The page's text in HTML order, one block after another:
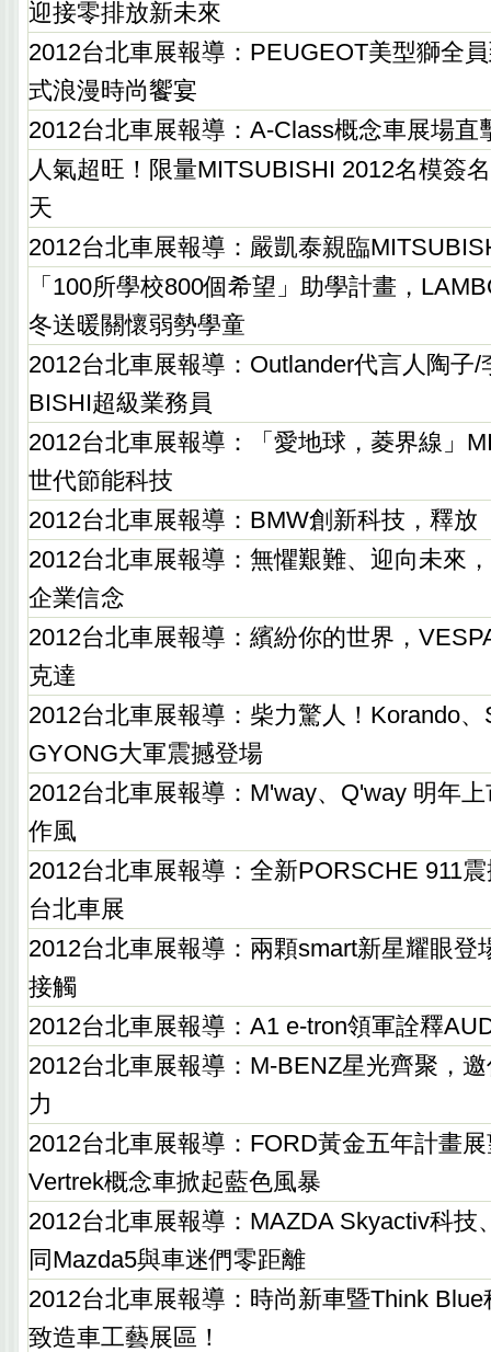
迎接零排放新未來
2012台北車展報導：PEUGEOT美型獅全
式浪漫時尚饗宴
2012台北車展報導：A-Class概念車展場直
人氣超旺！限量MITSUBISHI 2012名模簽
天
2012台北車展報導：嚴凱泰親臨
「100所學校800個希望」助學計畫，
冬送暖關懷弱勢學童
2012台北車展報導：Outlander代言人陶子/
BISHI超級業務員
2012台北車展報導：「愛地球，菱界線」
世代節能科技
2012台北車展報導：BMW創新科技，釋放
2012台北車展報導：無懼艱難、迎向未來
企業信念
2012台北車展報導：繽紛你的世界，
克達
2012台北車展報導：柴力驚人！Korando
GYONG大軍震撼登場
2012台北車展報導：M'way、Q'way 明年
作風
2012台北車展報導：全新PORSCHE 911
台北車展
2012台北車展報導：兩顆smart新星耀眼登
接觸
2012台北車展報導：A1 e-tron領軍詮釋
2012台北車展報導：M-BENZ星光齊聚，
力
2012台北車展報導：FORD黃金五年計畫
Vertrek概念車掀起藍色風暴
2012台北車展報導：MAZDA Skyactiv科技
同Mazda5與車迷們零距離
2012台北車展報導：時尚新車暨Think
致造車工藝展區！